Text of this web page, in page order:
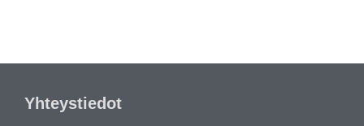
Yhteystiedot